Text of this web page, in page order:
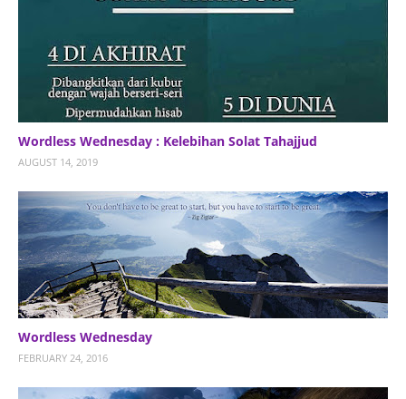
Wordless Wednesday : Kelebihan Solat Tahajjud
AUGUST 14, 2019
Wordless Wednesday
FEBRUARY 24, 2016